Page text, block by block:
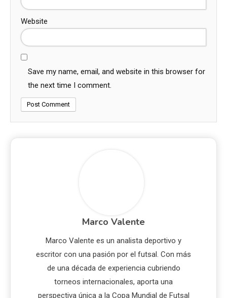
Website
Save my name, email, and website in this browser for
the next time I comment.
Marco Valente
Marco Valente es un analista deportivo y
escritor con una pasión por el futsal. Con más
de una década de experiencia cubriendo
torneos internacionales, aporta una
perspectiva única a la Copa Mundial de Futsal